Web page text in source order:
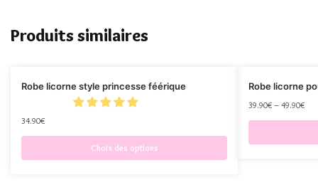
Produits similaires
Robe licorne style princesse féérique
34.90€
Choix des options
Robe licorne
39.90€ – 49.90€